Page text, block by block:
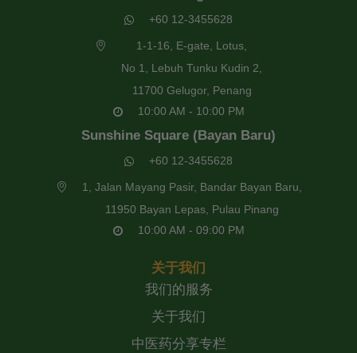
+60 12-3455628
1-1-16, E-gate, Lotus,
No 1, Lebuh Tunku Kudin 2,
11700 Gelugor, Penang
10:00 AM - 10:00 PM
Sunshine Square (Bayan Baru)
+60 12-3455628
1, Jalan Mayang Pasir, Bandar Bayan Baru,
11950 Bayan Lepas, Pulau Pinang
10:00 AM - 09:00 PM
关于我们
我们的服务
关于我们
中医药分享专栏